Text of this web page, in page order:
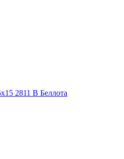
2811 B Беллота